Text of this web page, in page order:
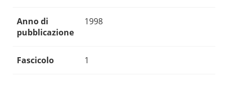
Anno di
pubblicazione
1998
Fascicolo 1